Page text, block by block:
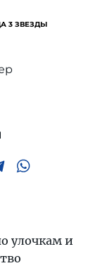
3 ЗВЕЗДЫ
улочкам и